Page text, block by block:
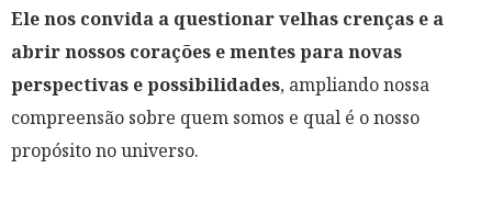
Ele nos convida a questionar velhas crenças e a
abrir nossos corações e mentes para novas
perspectivas e possibilidades, ampliando nossa
compreensão sobre quem somos e qual é o nosso
propósito no universo.